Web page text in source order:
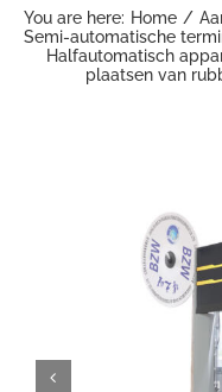
You are here: Home
Semi-automatische
Halfautomatisch
plaatsen van